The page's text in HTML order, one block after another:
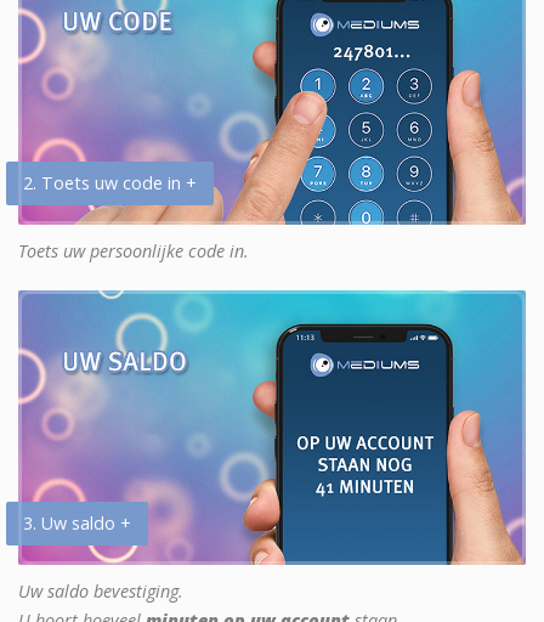
2. Toets uw code in +
Toets uw persoonlijke code in.
3. Uw saldo +
Uw saldo bevestiging.